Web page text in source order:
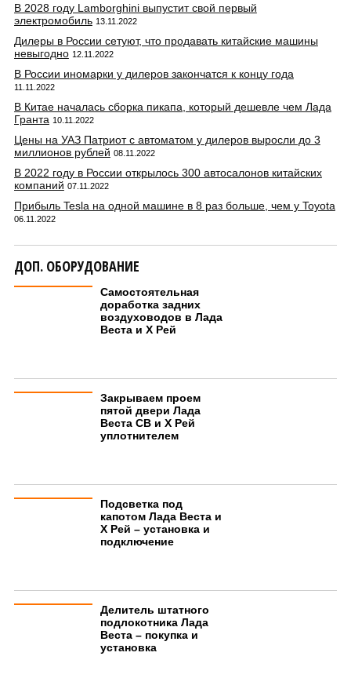
В 2028 году Lamborghini выпустит свой первый
электромобиль 13.11.2022
Дилеры в России сетуют, что продавать китайские машины
невыгодно 12.11.2022
В России иномарки у дилеров закончатся к концу года
11.11.2022
В Китае началась сборка пикапа, который дешевле чем Лада
Гранта 10.11.2022
Цены на УАЗ Патриот с автоматом у дилеров выросли до 3
миллионов рублей 08.11.2022
В 2022 году в России открылось 300 автосалонов китайских
компаний 07.11.2022
Прибыль Tesla на одной машине в 8 раз больше, чем у Toyota
06.11.2022
ДОП. ОБОРУДОВАНИЕ
Самостоятельная
доработка задних
воздуховодов в Лада
Веста и Х Рей
Закрываем проем
пятой двери Лада
Веста СВ и Х Рей
уплотнителем
Подсветка под
капотом Лада Веста и
Х Рей – установка и
подключение
Делитель штатного
подлокотника Лада
Веста – покупка и
установка